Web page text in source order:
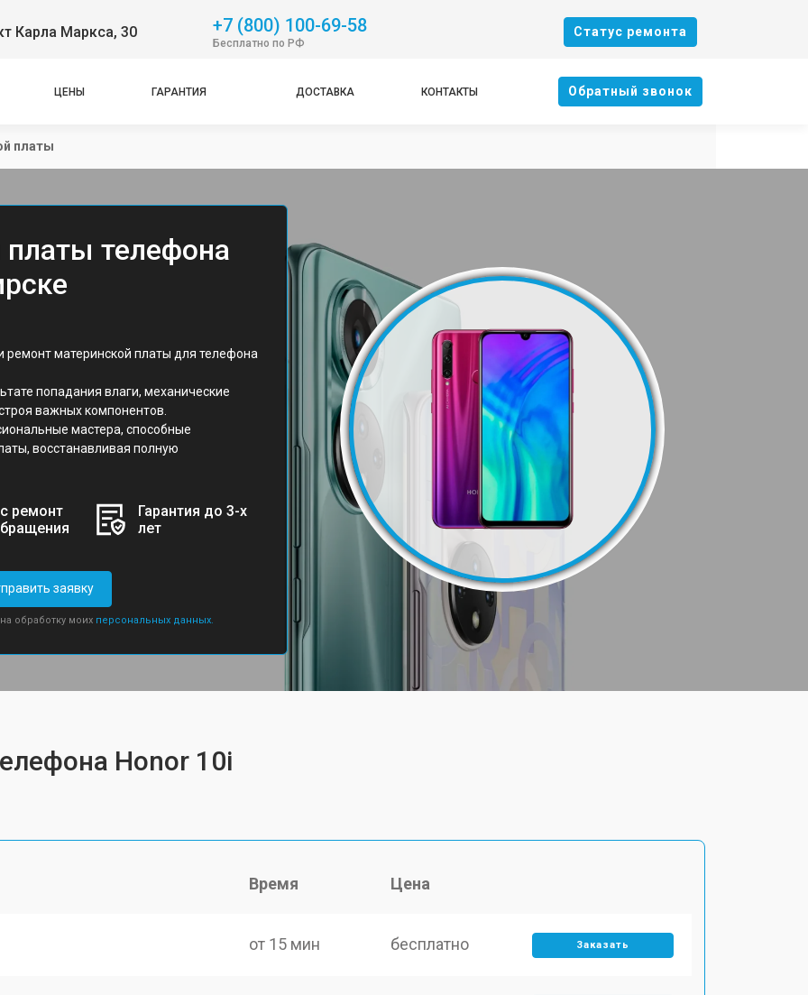
Карла Маркса, 30 +7 (800) 100-69-58
Бесплатно по РФ
Cтатус ремонта
ЦЕНЫ ГАРАНТИЯ ДОСТАВКА КОНТАКТЫ Oбратный звонок
платы
телефона
ремонт материнской платы для телефона
попадания влаги, механические
важных компонентов.
мастера, способные
восстанавливая полную
ремонт
Гарантия до 3-х
лет
заявку
обработку моих персональных данных.
Honor 10i
Время Цена
от 15 мин бесплатно Заказать